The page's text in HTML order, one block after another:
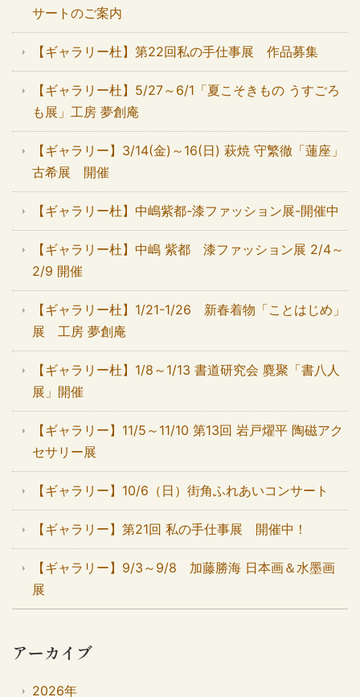
サートのご案内
【ギャラリー杜】第22回私の手仕事展 作品募集
【ギャラリー杜】5/27～6/1「夏こそきもの うすごろ
も展」工房 夢創庵
【ギャラリー】3/14(金)～16(日) 萩焼 守繁徹「蓮座」
古希展 開催
【ギャラリー杜】中嶋紫都-漆ファッション展-開催中
【ギャラリー杜】中嶋 紫都 漆ファッション展 2/4～
2/9 開催
【ギャラリー杜】1/21-1/26 新春着物「ことはじめ」
展 工房 夢創庵
【ギャラリー杜】1/8～1/13 書道研究会 麑聚「書八人
展」開催
【ギャラリー】11/5～11/10 第13回 岩戸燿平 陶磁アク
セサリー展
【ギャラリー】10/6（日）街角ふれあいコンサート
【ギャラリー】第21回 私の手仕事展 開催中！
【ギャラリー】9/3～9/8 加藤勝海 日本画＆水墨画
展
アーカイブ
2026年